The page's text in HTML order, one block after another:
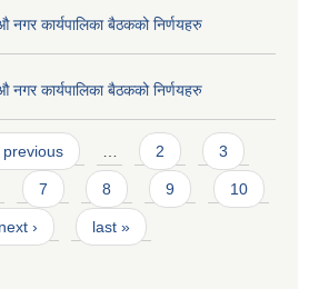
नगर कार्यपालिका बैठकको निर्णयहरु
नगर कार्यपालिका बैठकको निर्णयहरु
previous 2 3
7 8 9 10
next › last »